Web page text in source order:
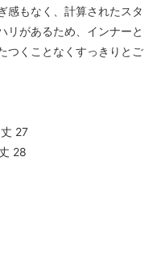
感もなく、計算されたスタ
リがあるため、インナーと
つくことなくすっきりとご
27
28